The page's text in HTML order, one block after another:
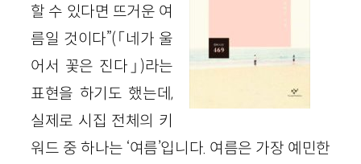
할 수 있다면 뜨거운 여
름일 것이다”(「네가 울
어서 꽃은 진다」)라는
표현을 하기도 했는데,
실제로 시집 전체의 키
워드 중 하나는 ‘여름’입니다. 여름은 가장 예민한